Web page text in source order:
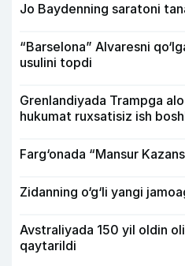
Jo Baydenning saratoni
“Barselona” Alvaresni
usulini topdi
Grenlandiyada Trampga
hukumat ruxsatisiz ish
Farg‘onada “Mansur
Zidanning o‘g‘li yangi
Avstraliyada 150 yil oldin
qaytarildi